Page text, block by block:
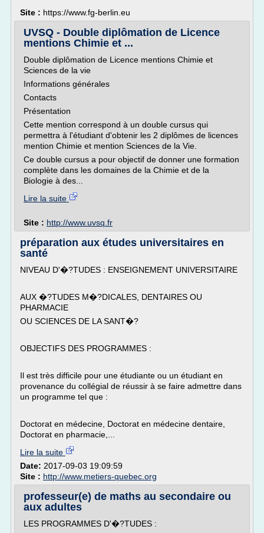
Site : https://www.fg-berlin.eu
UVSQ - Double diplômation de Licence
mentions Chimie et ...
Double diplômation de Licence mentions Chimie et
Sciences de la vie
Informations générales
Contacts
Présentation
Cette mention correspond à un double cursus qui
permettra à l'étudiant d'obtenir les 2 diplômes de licences
mention Chimie et mention Sciences de la Vie.
Ce double cursus a pour objectif de donner une formation
complète dans les domaines de la Chimie et de la
Biologie à des...
Lire la suite
Site : http://www.uvsq.fr
préparation aux études universitaires en
santé
NIVEAU D'�?TUDES : ENSEIGNEMENT UNIVERSITAIRE
AUX �?TUDES M�?DICALES, DENTAIRES OU
PHARMACIE
OU SCIENCES DE LA SANT�?
OBJECTIFS DES PROGRAMMES :
Il est très difficile pour une étudiante ou un étudiant en
provenance du collégial de réussir à se faire admettre dans
un programme tel que :
Doctorat en médecine, Doctorat en médecine dentaire,
Doctorat en pharmacie,...
Lire la suite
Date: 2017-09-03 19:09:59
Site : http://www.metiers-quebec.org
professeur(e) de maths au secondaire ou
aux adultes
LES PROGRAMMES D'�?TUDES :